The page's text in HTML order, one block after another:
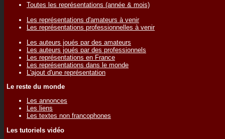
Toutes les représentations (année & mois)
Les représentations d'amateurs à venir
Les représentations professionnelles à venir
Les auteurs joués par des amateurs
Les auteurs joués par des professionnels
Les représentations en France
Les représentations dans le monde
L'ajout d'une représentation
Le reste du monde
Les annonces
Les liens
Les textes non francophones
Les tutoriels vidéo